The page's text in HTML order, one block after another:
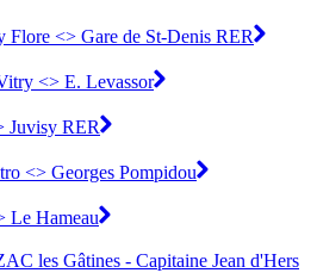
Flore <> Gare de St-Denis RER
<> E. Levassor
Juvisy RER
<> Georges Pompidou
Le Hameau
les Gâtines - Capitaine Jean d'Hers